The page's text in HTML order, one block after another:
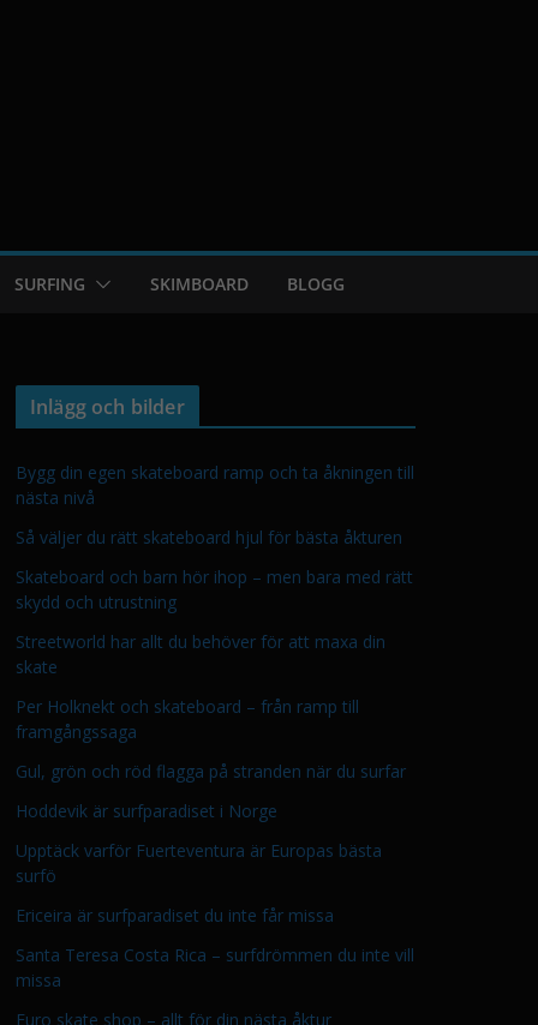
SURFING SKIMBOARD BLOGG
Inlägg och bilder
Bygg din egen skateboard ramp och ta åkningen till
nästa nivå
Så väljer du rätt skateboard hjul för bästa åkturen
Skateboard och barn hör ihop – men bara med rätt
skydd och utrustning
Streetworld har allt du behöver för att maxa din
skate
Per Holknekt och skateboard – från ramp till
framgångssaga
Gul, grön och röd flagga på stranden när du surfar
Hoddevik är surfparadiset i Norge
Upptäck varför Fuerteventura är Europas bästa
surfö
Ericeira är surfparadiset du inte får missa
Santa Teresa Costa Rica – surfdrömmen du inte vill
missa
Euro skate shop – allt för din nästa åktur